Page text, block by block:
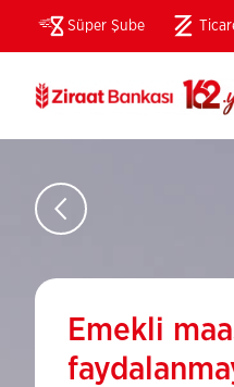
Süper Şube
(Bu
sayfa
pencerede
Emekli